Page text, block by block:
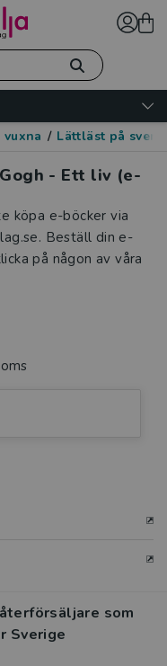
/ Lättläst på
- Ett liv (e-
köpa e-böcker via
Beställ din e-
på någon av våra
som
Sverige